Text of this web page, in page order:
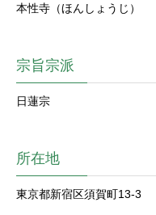
本性寺（ほんしょうじ）
宗旨宗派
日蓮宗
所在地
東京都新宿区須賀町13-3